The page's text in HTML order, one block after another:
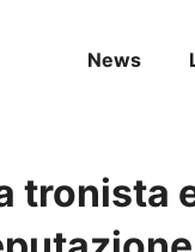
News
tronista